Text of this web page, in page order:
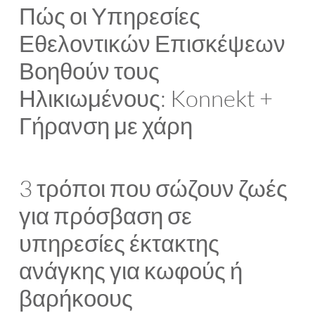
Πώς οι Υπηρεσίες
Εθελοντικών Επισκέψεων
Βοηθούν τους
Ηλικιωμένους: Konnekt +
Γήρανση με χάρη
3 τρόποι που σώζουν ζωές
για πρόσβαση σε
υπηρεσίες έκτακτης
ανάγκης για κωφούς ή
βαρήκοους